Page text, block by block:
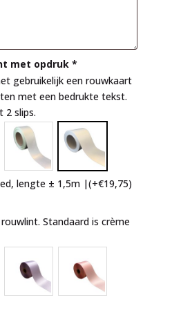
met opdruk *
gebruikelijk een rouwkaart
met een bedrukte tekst.
2 slips.
lengte ± 1,5m |(+€19,75)
Standaard is crème